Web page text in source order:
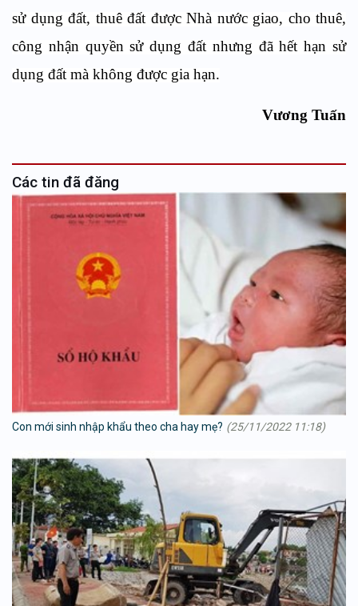
sử dụng đất, thuê đất được Nhà nước giao, cho thuê,
công nhận quyền sử dụng đất nhưng đã hết hạn sử
dụng đất mà không được gia hạn.
Vương Tuấn
Các tin đã đăng
Con mới sinh nhập khẩu theo cha hay mẹ? (25/11/2022 11:18)